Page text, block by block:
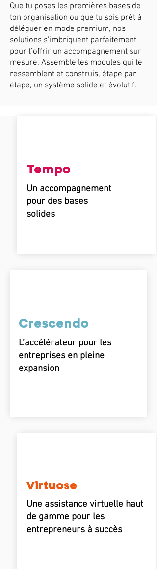
Que tu poses les premières bases de
ton organisation ou que tu sois prêt à
déléguer en mode premium, nos
solutions s’imbriquent parfaitement
pour t’offrir un accompagnement sur
mesure. Assemble les modules qui te
ressemblent et construis, étape par
étape, un système solide et évolutif.
Tempo
Un accompagnement
pour des bases
solides
Crescendo
L’accélérateur pour les
entreprises en pleine
expansion
Virtuose
Une assistance virtuelle haut
de gamme pour les
entrepreneurs à succès